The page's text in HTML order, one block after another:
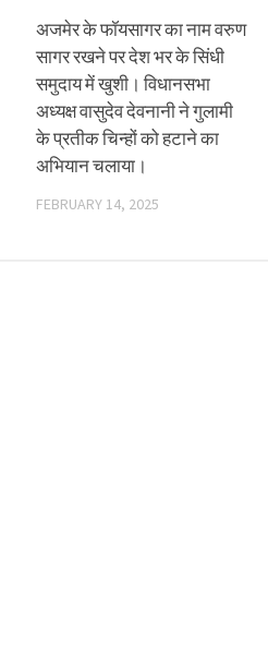
अजमेर के फॉयसागर का नाम वरुण
सागर रखने पर देश भर के सिंधी
समुदाय में खुशी। विधानसभा
अध्यक्ष वासुदेव देवनानी ने गुलामी
के प्रतीक चिन्हों को हटाने का
अभियान चलाया।
FEBRUARY 14, 2025